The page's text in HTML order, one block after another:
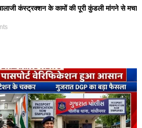
कंस्ट्रक्शन के कामों की पूरी कुंडली मांगने से मचा